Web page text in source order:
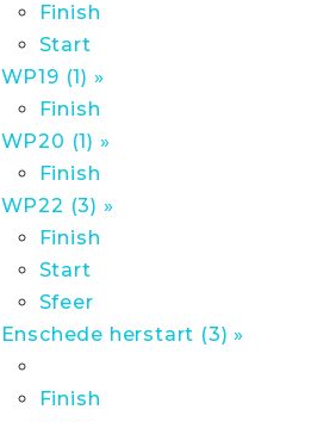
Finish
Start
WP19 (1) »
Finish
WP20 (1) »
Finish
WP22 (3) »
Finish
Start
Sfeer
Enschede herstart (3) »
Finish